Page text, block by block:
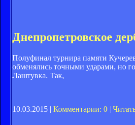
Днепропетровское
Полуфинал турнира памяти
обменялись точными ударами, но
Лаштувка. Так,
10.03.2015 | Комментарии: 0 |